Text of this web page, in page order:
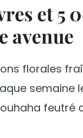
et 5
avenue
florales
semaine
feutré